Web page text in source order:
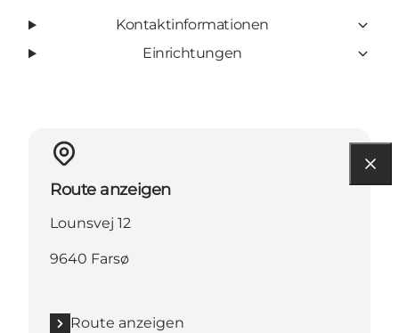
Kontaktinformationen
Einrichtungen
Route anzeigen
Lounsvej 12
9640 Farsø
Route anzeigen